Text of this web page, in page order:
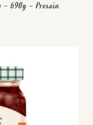
– 690g – Prosain